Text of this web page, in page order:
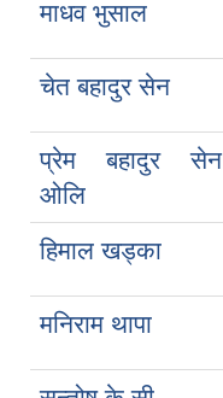
माधव भुसाल
चेत बहादुर सेन
प्रेम बहादुर सेन
ओलि
हिमाल खड्का
मनिराम थापा